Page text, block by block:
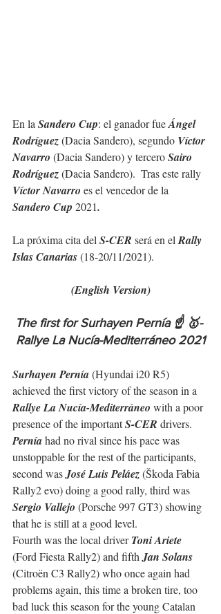
En la Sandero Cup: el ganador fue Ángel
Rodríguez (Dacia Sandero), segundo Víctor
Navarro (Dacia Sandero) y tercero Sairo
Rodríguez (Dacia Sandero).  Tras este rally
Víctor Navarro es el vencedor de la
Sandero Cup 2021.
La próxima cita del S-CER será en el Rally
Islas Canarias (18-20/11/2021).
(English Version)
The first for Surhayen Pernía ☝️ 🥇-
Rallye La Nucía-Mediterráneo 2021
Surhayen Pernía (Hyundai i20 R5)
achieved the first victory of the season in a
Rallye La Nucía-Mediterráneo with a poor
presence of the important S-CER drivers.
Pernía had no rival since his pace was
unstoppable for the rest of the participants,
second was José Luis Peláez (Škoda Fabia
Rally2 evo) doing a good rally, third was
Sergio Vallejo (Porsche 997 GT3) showing
that he is still at a good level.
Fourth was the local driver Toni Ariete
(Ford Fiesta Rally2) and fifth Jan Solans
(Citroën C3 Rally2) who once again had
problems again, this time a broken tire, too
bad luck this season for the young Catalan